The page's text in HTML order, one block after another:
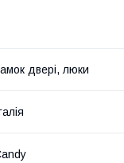
двері, люки